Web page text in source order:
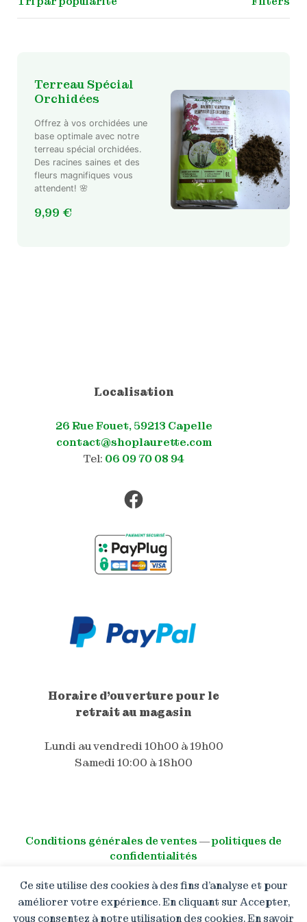
Ce site utilise des cookies à des fins d’analyse et pour
améliorer votre expérience. En cliquant sur Accepter,
vous consentez à notre utilisation des cookies. En savoir
Terreau Spécial
Orchidées
Offrez à vos orchidées une
base optimale avec notre
terreau spécial orchidées.
Des racines saines et des
fleurs magnifiques vous
attendent! 🌸
9,99 €
Localisation
26 Rue Fouet, 59213 Capelle
contact@shoplaurette.com
Tel: 06 09 70 08 94
Facebook
Horaire d'ouverture pour le
retrait au magasin
Lundi au vendredi 10h00 à 19h00
Samedi 10:00 à 18h00
Conditions générales de ventes ―politiques de
confidentialités
© All right reserved
Boutique en congé : Les